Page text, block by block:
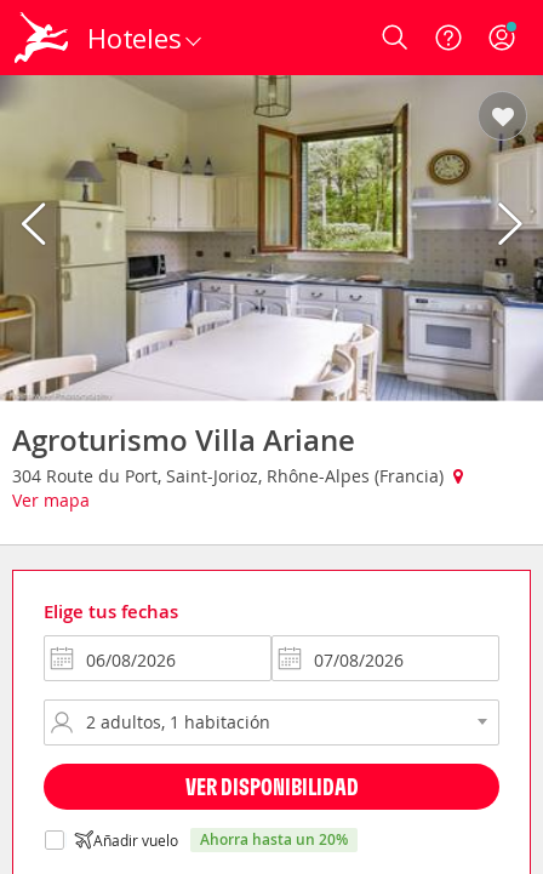
Hoteles Login
Agroturismo Villa Ariane
304 Route du Port, Saint-Jorioz, Rhône-Alpes (Francia)
Ver mapa
Elige tus fechas
VER DISPONIBILIDAD
Añadir vuelo ahorra hasta un 20%